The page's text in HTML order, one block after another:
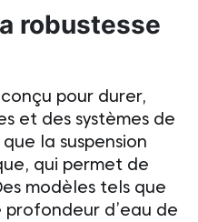
robustesse
pour durer,
et des systèmes de
la suspension
qui permet de
modèles tels que
d’eau de